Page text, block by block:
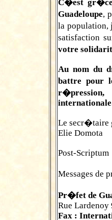
C�est
Guadeloupe,
la population,
satisfaction
votre
Au nom du
battre pour
Le
Elie Domota
Post-Scriptum
Messages de
Pr�fet de
Rue Lardenoy
Fax :